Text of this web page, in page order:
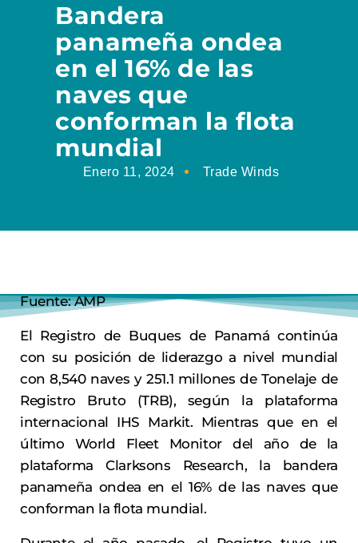
Bandera
panameña ondea
en el 16% de las
naves que
conforman la flota
mundial
Enero 11, 2024 Trade Winds
Fuente: AMP
El Registro de Buques de Panamá continúa
con su posición de liderazgo a nivel mundial
con 8,540 naves y 251.1 millones de Tonelaje de
Registro Bruto (TRB), según la plataforma
internacional IHS Markit. Mientras que en el
último World Fleet Monitor del año de la
plataforma Clarksons Research, la bandera
panameña ondea en el 16% de las naves que
conforman la flota mundial.